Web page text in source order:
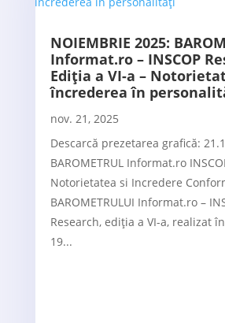
NOIEMBRIE 2025:
Informat.ro – INSCOP
Ediția a VI-a –
încrederea în
nov. 21, 2025
Descarcă prezetarea grafică:
BAROMETRUL Informat.ro
Notorietatea si Incredere
BAROMETRULUI Informat.ro –
Research, ediția a VI-a, realizat
19...